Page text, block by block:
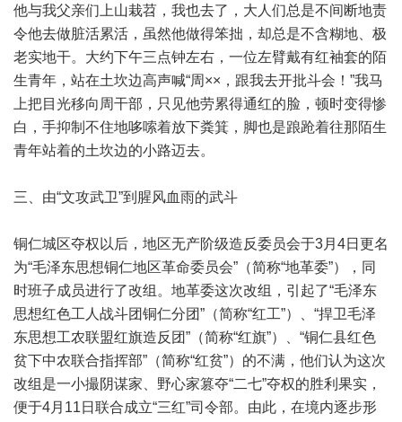
他与我父亲们上山栽苕，我也去了，大人们总是不间断地责
令他去做脏活累活，虽然他做得笨拙，却总是不含糊地、极
老实地干。大约下午三点钟左右，一位左臂戴有红袖套的陌
生青年，站在土坎边高声喊“周××，跟我去开批斗会！”我马
上把目光移向周干部，只见他劳累得通红的脸，顿时变得惨
白，手抑制不住地哆嗦着放下粪箕，脚也是踉跄着往那陌生
青年站着的土坎边的小路迈去。
三、由“文攻武卫”到腥风血雨的武斗
铜仁城区夺权以后，地区无产阶级造反委员会于3月4日更名
为“毛泽东思想铜仁地区革命委员会”（简称“地革委”），同
时班子成员进行了改组。地革委这次改组，引起了“毛泽东
思想红色工人战斗团铜仁分团”（简称“红工”）、“捍卫毛泽
东思想工农联盟红旗造反团”（简称“红旗”）、“铜仁县红色
贫下中农联合指挥部”（简称“红贫”）的不满，他们认为这次
改组是一小撮阴谋家、野心家篡夺“二七”夺权的胜利果实，
便于4月11日联合成立“三红”司令部。由此，在境内逐步形